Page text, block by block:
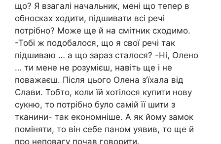
що? Я взагалі начальник, мені що тепер в
обносках ходити, підшивати всі речі
потрібно? Може ще й на смітник сходимо.
-Тобі ж подобалося, що я свої речі так
підшиваю … а що зараз сталося? -Ні, Олено
… ти мене не розумієш, навіть ще і не
поважаєш. Після цього Олена з’їхала від
Слави. Тобто, коли їй хотілося купити нову
сукню, то потрібно було самій її шити з
тканини- так економніше. А як йому замок
поміняти, то він себе паном уявив, то ще й
про неповагу почав говорити.